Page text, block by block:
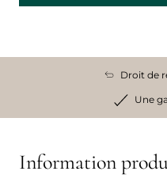
Droit de
Une
Information